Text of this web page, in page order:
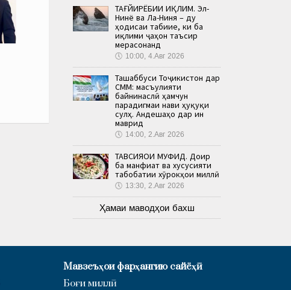
ТАҒЙИРЁБИИ ИҚЛИМ. Эл-
Нинё ва Ла-Ниня – ду
ҳодисаи табиие, ки ба
иқлими ҷаҳон таъсир
мерасонанд
🕔 10:00, 4.Авг 2026
Ташаббуси Тоҷикистон дар
СММ: масъулияти
байнинаслӣ ҳамчун
парадигмаи нави ҳуқуқи
сулҳ. Андешаҳо дар ин
маврид
🕔 14:00, 2.Авг 2026
ТАВСИЯҲОИ МУФИД. Доир
ба манфиат ва хусусияти
табобатии хӯрокҳои миллӣ
🕔 13:30, 2.Авг 2026
Ҳамаи маводҳои бахш
Мавзеъҳои фарҳангию сайёҳӣ
Боғи миллӣ